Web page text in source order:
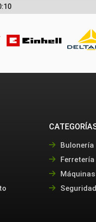
Bulonería
Ferretería
Máquinas